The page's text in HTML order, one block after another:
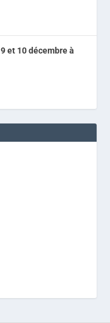
et 10 décembre à